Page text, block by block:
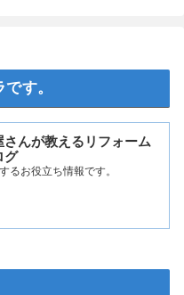
す。
さんが教えるリフォーム
グ
るお役立ち情報です。